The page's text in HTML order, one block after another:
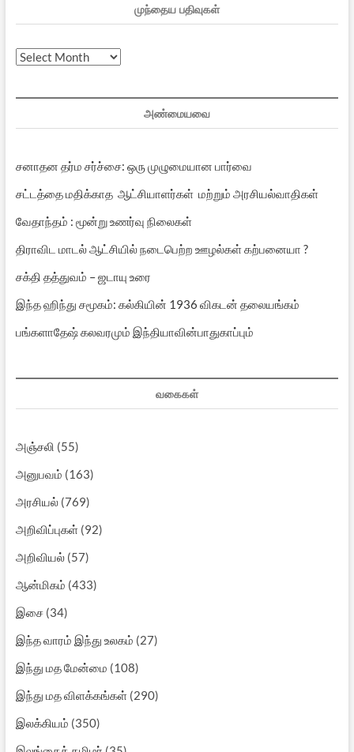
முந்தைய பதிவுகள்
முந்தைய
அண்மையவை
சனாதன தர்ம சர்ச்சை: ஒரு முழுமையான பார்வை
சட்டத்தை மதிக்காத ஆட்சியாளர்கள் மற்றும் அரசியல்வாதிகள்
வேதாந்தம் : மூன்று உணர்வு நிலைகள்
திராவிட மாடல் ஆட்சியில் நடைபெற்ற ஊழல்கள் கற்பனையா ?
சக்தி தத்துவம் – ஜடாயு உரை
இந்த ஹிந்து சமூகம்: கல்கியின் 1936 விகடன் தலையங்கம்
பங்களாதேஷ் கலவரமும் இந்தியாவின்பாதுகாப்பும்
வகைகள்
அஞ்சலி (55)
அனுபவம் (163)
அரசியல்(769)
அறிவிப்புகள்(92)
அறிவியல்(57)
ஆன்மிகம் (433)
இசை(34)
இந்த வாரம் இந்து உலகம் (27)
இந்து மத மேன்மை (108)
இந்து மத விளக்கங்கள்(290)
இலக்கியம் (350)